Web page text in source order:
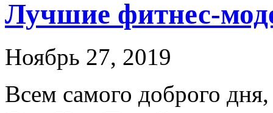
Лучшие фитнес-
Ноябрь 27, 2019
Всем самого доброго